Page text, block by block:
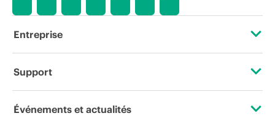
l’arrêt d’un produit, la disponibilité
période de promotion et des erreurs
dans les publicités.
Entreprise
À propos de HPE
Support
Services d’assistance opérationnelle (OSS)
Événements et actualités